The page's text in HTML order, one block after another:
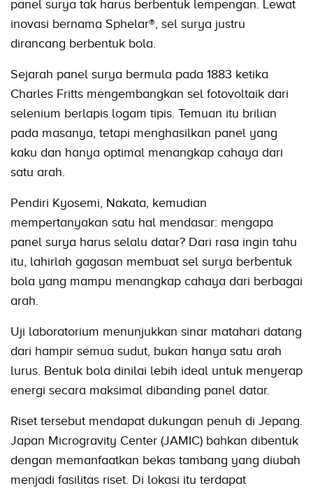
panel surya tak harus berbentuk lempengan. Lewat
inovasi bernama Sphelar®, sel surya justru
dirancang berbentuk bola.
Sejarah panel surya bermula pada 1883 ketika
Charles Fritts mengembangkan sel fotovoltaik dari
selenium berlapis logam tipis. Temuan itu brilian
pada masanya, tetapi menghasilkan panel yang
kaku dan hanya optimal menangkap cahaya dari
satu arah.
Pendiri Kyosemi, Nakata, kemudian
mempertanyakan satu hal mendasar: mengapa
panel surya harus selalu datar? Dari rasa ingin tahu
itu, lahirlah gagasan membuat sel surya berbentuk
bola yang mampu menangkap cahaya dari berbagai
arah.
Uji laboratorium menunjukkan sinar matahari datang
dari hampir semua sudut, bukan hanya satu arah
lurus. Bentuk bola dinilai lebih ideal untuk menyerap
energi secara maksimal dibanding panel datar.
Riset tersebut mendapat dukungan penuh di Jepang.
Japan Microgravity Center (JAMIC) bahkan dibentuk
dengan memanfaatkan bekas tambang yang diubah
menjadi fasilitas riset. Di lokasi itu terdapat